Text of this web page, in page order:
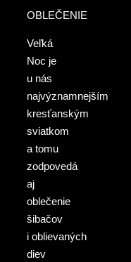
OBLEČENIE
Veľká
Noc je
u nás
najvýznamnejším
kresťanským
sviatkom
a tomu
zodpovedá
aj
oblečenie
šibačov
i oblievaných
diev